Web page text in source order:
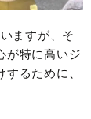
ますが、そ
が特に高いジ
るために、